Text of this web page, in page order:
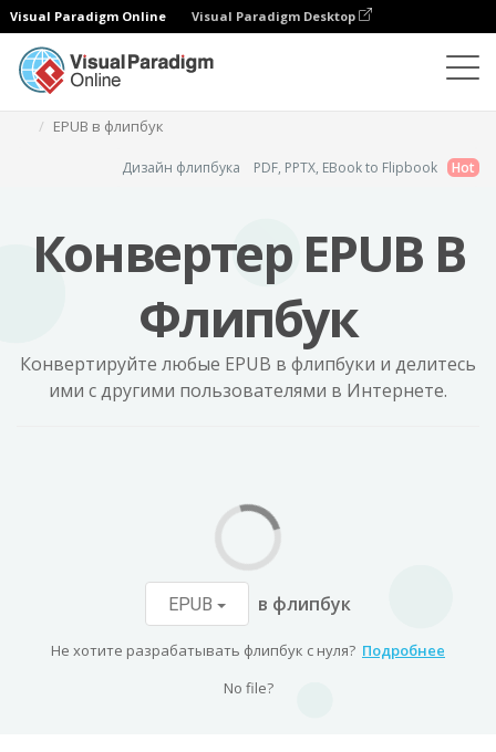
Visual Paradigm Online Visual Paradigm Desktop
EPUB в флипбук
Дизайн флипбука PDF, PPTX, EBook to Flipbook Hot
Конвертер EPUB В
Флипбук
Конвертируйте любые EPUB в флипбуки и делитесь
ими с другими пользователями в Интернете.
EPUB в флипбук
Не хотите разрабатывать флипбук с нуля? Подробнее
No file?